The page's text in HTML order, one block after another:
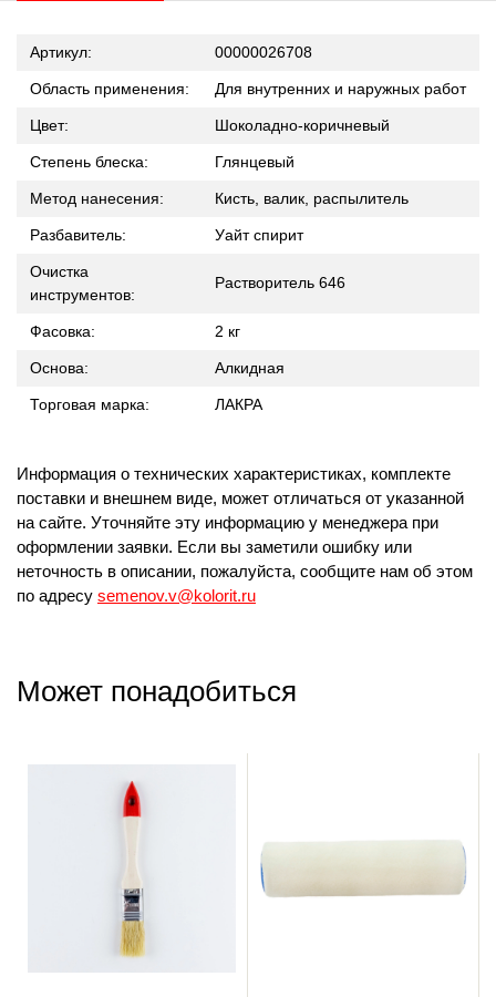
Артикул: 00000026708
Область применения: Для внутренних и наружных работ
Цвет: Шоколадно-коричневый
Степень блеска: Глянцевый
Метод нанесения: Кисть, валик, распылитель
Разбавитель: Уайт спирит
Очистка
инструментов:
Растворитель 646
Фасовка: 2 кг
Основа: Алкидная
Торговая марка: ЛАКРА
Информация о технических характеристиках, комплекте
поставки и внешнем виде, может отличаться от указанной
на сайте. Уточняйте эту информацию у менеджера при
оформлении заявки. Если вы заметили ошибку или
неточность в описании, пожалуйста, сообщите нам об этом
по адресу semenov.v@kolorit.ru
Может понадобиться